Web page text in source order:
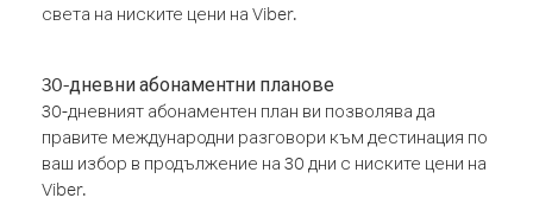
света на ниските цени на Viber.
30-дневни абонаментни планове
30-дневният абонаментен план ви позволява да
правите международни разговори към дестинация по
ваш избор в продължение на 30 дни с ниските цени на
Viber.